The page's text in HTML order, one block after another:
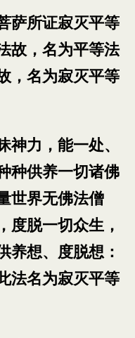
萨所证寂灭平等
故，名为平等法
，名为寂灭平等
神力，能一处、
种供养一切诸佛
世界无佛法僧
度脱一切众生，
养想、度脱想：
法名为寂灭平等